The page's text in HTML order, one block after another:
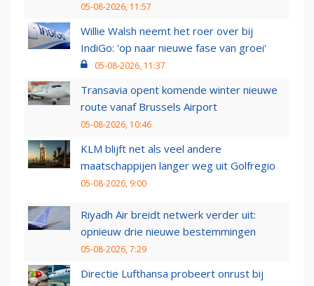
05-08-2026, 11:57
Willie Walsh neemt het roer over bij
IndiGo: 'op naar nieuwe fase van groei'
05-08-2026, 11:37
Transavia opent komende winter nieuwe
route vanaf Brussels Airport
05-08-2026, 10:46
KLM blijft net als veel andere
maatschappijen langer weg uit Golfregio
05-08-2026, 9:00
Riyadh Air breidt netwerk verder uit:
opnieuw drie nieuwe bestemmingen
05-08-2026, 7:29
Directie Lufthansa probeert onrust bij